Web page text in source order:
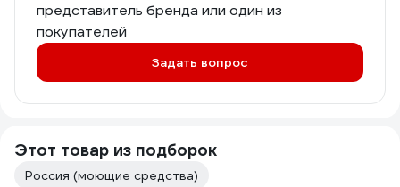
представитель бренда или один из
покупателей
Задать вопрос
Этот товар из подборок
Россия (моющие средства)